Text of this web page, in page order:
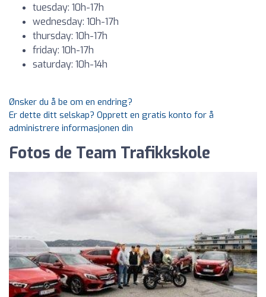
tuesday: 10h-17h
wednesday: 10h-17h
thursday: 10h-17h
friday: 10h-17h
saturday: 10h-14h
Ønsker du å be om en endring?
Er dette ditt selskap? Opprett en gratis konto for å
administrere informasjonen din
Fotos de Team Trafikkskole